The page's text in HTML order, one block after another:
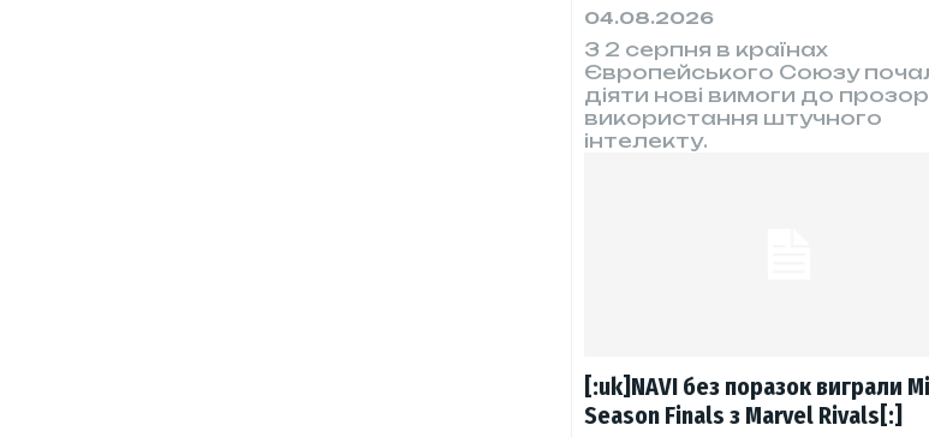
04.08.2026
З 2 серпня в країнах
Європейського Союзу
діяти нові вимоги до
використання штучного
інтелекту.
[:uk]NAVI без поразок виграли
Season Finals з Marvel Rivals[:]